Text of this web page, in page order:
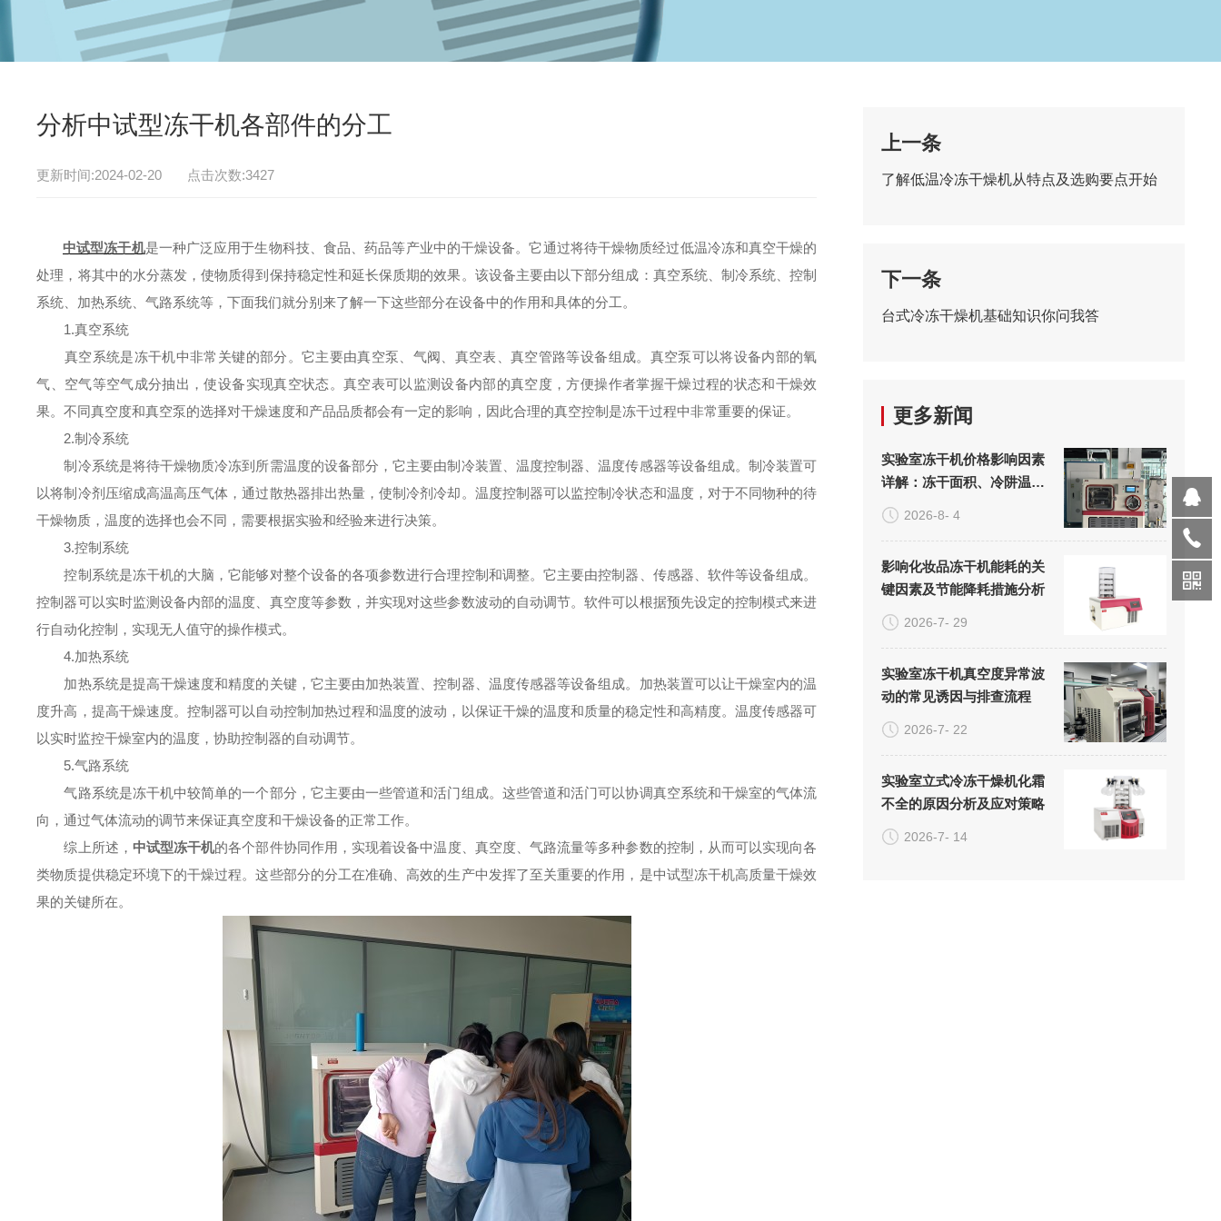
分析中试型冻干机各部件的分工
更新时间:2024-02-20 点击次数:3427
中试型冻干机是一种广泛应用于生物科技、食品、药品等产业中的干燥设备。它通过将待干燥物质经过低温冷冻和真空干燥的
处理，将其中的水分蒸发，使物质得到保持稳定性和延长保质期的效果。该设备主要由以下部分组成：真空系统、制冷系统、控制
系统、加热系统、气路系统等，下面我们就分别来了解一下这些部分在设备中的作用和具体的分工。
1.真空系统
真空系统是冻干机中非常关键的部分。它主要由真空泵、气阀、真空表、真空管路等设备组成。真空泵可以将设备内部的氧
气、空气等空气成分抽出，使设备实现真空状态。真空表可以监测设备内部的真空度，方便操作者掌握干燥过程的状态和干燥效
果。不同真空度和真空泵的选择对干燥速度和产品品质都会有一定的影响，因此合理的真空控制是冻干过程中非常重要的保证。
2.制冷系统
制冷系统是将待干燥物质冷冻到所需温度的设备部分，它主要由制冷装置、温度控制器、温度传感器等设备组成。制冷装置可
以将制冷剂压缩成高温高压气体，通过散热器排出热量，使制冷剂冷却。温度控制器可以监控制冷状态和温度，对于不同物种的待
干燥物质，温度的选择也会不同，需要根据实验和经验来进行决策。
3.控制系统
控制系统是冻干机的大脑，它能够对整个设备的各项参数进行合理控制和调整。它主要由控制器、传感器、软件等设备组成。
控制器可以实时监测设备内部的温度、真空度等参数，并实现对这些参数波动的自动调节。软件可以根据预先设定的控制模式来进
行自动化控制，实现无人值守的操作模式。
4.加热系统
加热系统是提高干燥速度和精度的关键，它主要由加热装置、控制器、温度传感器等设备组成。加热装置可以让干燥室内的温
度升高，提高干燥速度。控制器可以自动控制加热过程和温度的波动，以保证干燥的温度和质量的稳定性和高精度。温度传感器可
以实时监控干燥室内的温度，协助控制器的自动调节。
5.气路系统
气路系统是冻干机中较简单的一个部分，它主要由一些管道和活门组成。这些管道和活门可以协调真空系统和干燥室的气体流
向，通过气体流动的调节来保证真空度和干燥设备的正常工作。
综上所述， 中试型冻干机的各个部件协同作用，实现着设备中温度、真空度、气路流量等多种参数的控制，从而可以实现向各
类物质提供稳定环境下的干燥过程。这些部分的分工在准确、高效的生产中发挥了至关重要的作用，是中试型冻干机高质量干燥效
果的关键所在。
上一条
了解低温冷冻干燥机从特点及选购要点开始
下一条
台式冷冻干燥机基础知识你问我答
更多新闻
实验室冻干机价格影响因素
详解：冻干面积、冷阱温度
与真空系统的成本构成
2026-8- 4
影响化妆品冻干机能耗的关
键因素及节能降耗措施分析
2026-7- 29
实验室冻干机真空度异常波
动的常见诱因与排查流程
2026-7- 22
实验室立式冷冻干燥机化霜
不全的原因分析及应对策略
2026-7- 14